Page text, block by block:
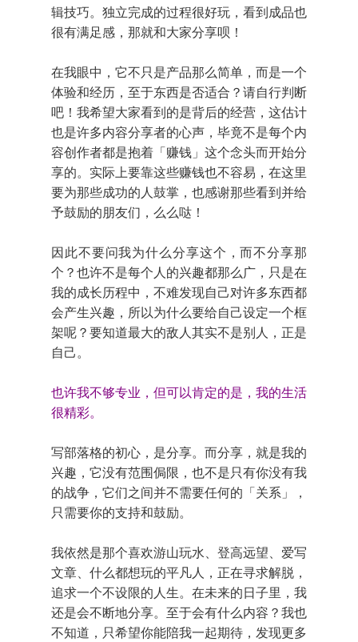
辑技巧。独立完成的过程很好玩，看到成品也
很有满足感，那就和大家分享呗！
在我眼中，它不只是产品那么简单，而是一个
体验和经历，至于东西是否适合？请自行判断
吧！我希望大家看到的是背后的经营，这估计
也是许多内容分享者的心声，毕竟不是每个内
容创作者都是抱着「赚钱」这个念头而开始分
享的。实际上要靠这些赚钱也不容易，在这里
要为那些成功的人鼓掌，也感谢那些看到并给
予鼓励的朋友们，么么哒！
因此不要问我为什么分享这个，而不分享那
个？也许不是每个人的兴趣都那么广，只是在
我的成长历程中，不难发现自己对许多东西都
会产生兴趣，所以为什么要给自己设定一个框
架呢？要知道最大的敌人其实不是别人，正是
自己。
也许我不够专业，但可以肯定的是，我的生活
很精彩。
写部落格的初心，是分享。而分享，就是我的
兴趣，它没有范围侷限，也不是只有你没有我
的战争，它们之间并不需要任何的「关系」，
只需要你的支持和鼓励。
我依然是那个喜欢游山玩水、登高远望、爱写
文章、什么都想玩的平凡人，正在寻求解脱，
追求一个不设限的人生。在未来的日子里，我
还是会不断地分享。至于会有什么内容？我也
不知道，只希望你能陪我一起期待，发现更多